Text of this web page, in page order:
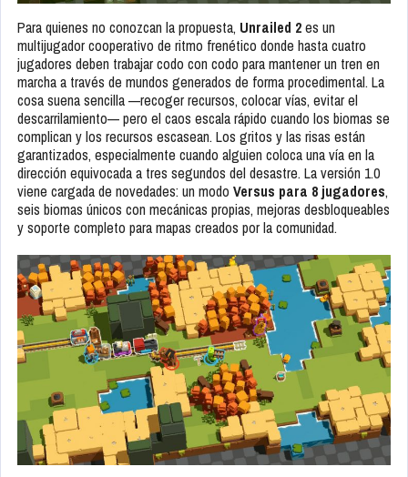
Para quienes no conozcan la propuesta, Unrailed 2es un
multijugador cooperativo de ritmo frenético donde hasta cuatro
jugadores deben trabajar codo con codo para mantener un tren en
marcha a través de mundos generados de forma procedimental. La
cosa suena sencilla —recoger recursos, colocar vías, evitar el
descarrilamiento— pero el caos escala rápido cuando los biomas se
complican y los recursos escasean. Los gritos y las risas están
garantizados, especialmente cuando alguien coloca una vía en la
dirección equivocada a tres segundos del desastre. La versión 1.0
viene cargada de novedades: un modo Versus para 8 jugadores,
seis biomas únicos con mecánicas propias, mejoras desbloqueables
y soporte completo para mapas creados por la comunidad.